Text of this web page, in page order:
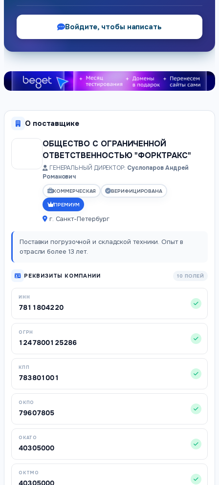
Войдите, чтобы написать
О поставщике
ОБЩЕСТВО С ОГРАНИЧЕННОЙ
ОТВЕТСТВЕННОСТЬЮ "ФОРКТРАКС"
ГЕНЕРАЛЬНЫЙ ДИРЕКТОР: Суслопаров Андрей
Романович
КОММЕРЧЕСКАЯ ВЕРИФИЦИРОВАНА
ПРЕМИУМ
г. Санкт-Петербург
Поставки погрузочной и складской техники. Опыт в
отрасли более 13 лет.
РЕКВИЗИТЫ КОМПАНИИ 10 ПОЛЕЙ
ИНН
7811804220
ОГРН
1247800125286
КПП
783801001
ОКПО
79607805
ОКАТО
40305000
ОКТМО
40305000